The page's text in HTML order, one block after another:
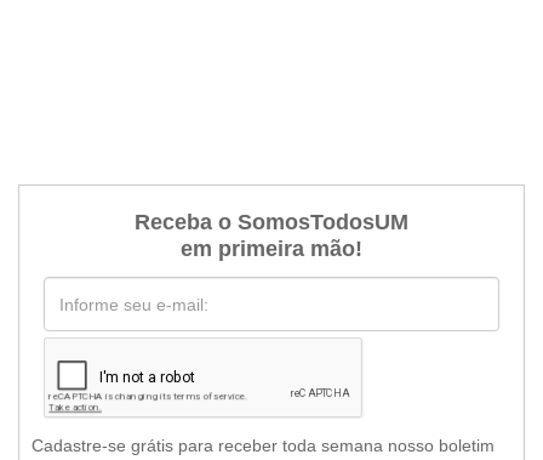
Receba o SomosTodosUM
em primeira mão!
Cadastre-se grátis para receber toda semana nosso boletim